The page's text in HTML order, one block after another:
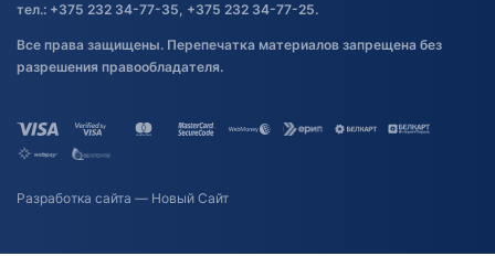
тел.: +375 232 34-77-35, +375 232 34-77-25.
Все права защищены. Перепечатка материалов запрещена без
разрешения правообладателя.
Разработка сайта — Новый Сайт